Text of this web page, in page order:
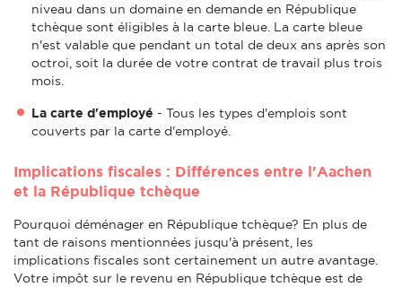
niveau dans un domaine en demande en République
tchèque sont éligibles à la carte bleue. La carte bleue
n'est valable que pendant un total de deux ans après son
octroi, soit la durée de votre contrat de travail plus trois
mois.
La carte d'employé - Tous les types d'emplois sont
couverts par la carte d'employé.
Implications fiscales : Différences entre l'Aachen
et la République tchèque
Pourquoi déménager en République tchèque? En plus de
tant de raisons mentionnées jusqu'à présent, les
implications fiscales sont certainement un autre avantage.
Votre impôt sur le revenu en République tchèque est de